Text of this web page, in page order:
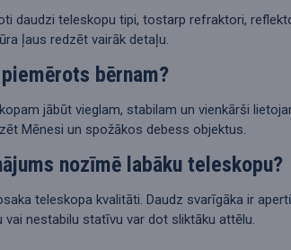
daudzi teleskopu tipi, tostarp refraktori,
ļaus redzēt vairāk detaļu.
bērnam?
jābūt vieglam, stabilam un vienkārši
Mēnesi un spožākos debess objektus.
nozīmē labāku teleskopu?
teleskopa kvalitāti. Daudz svarīgāka ir
vai nestabilu statīvu var dot sliktāku attēlu.